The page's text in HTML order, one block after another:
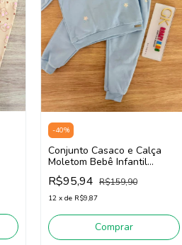
-40%
Conjunto Casaco e Calça
Moletom Bebê Infantil
Menina Somnii 3261006
(Azul)
R$95,94 R$159,90
12 x de R$9,87
Comprar